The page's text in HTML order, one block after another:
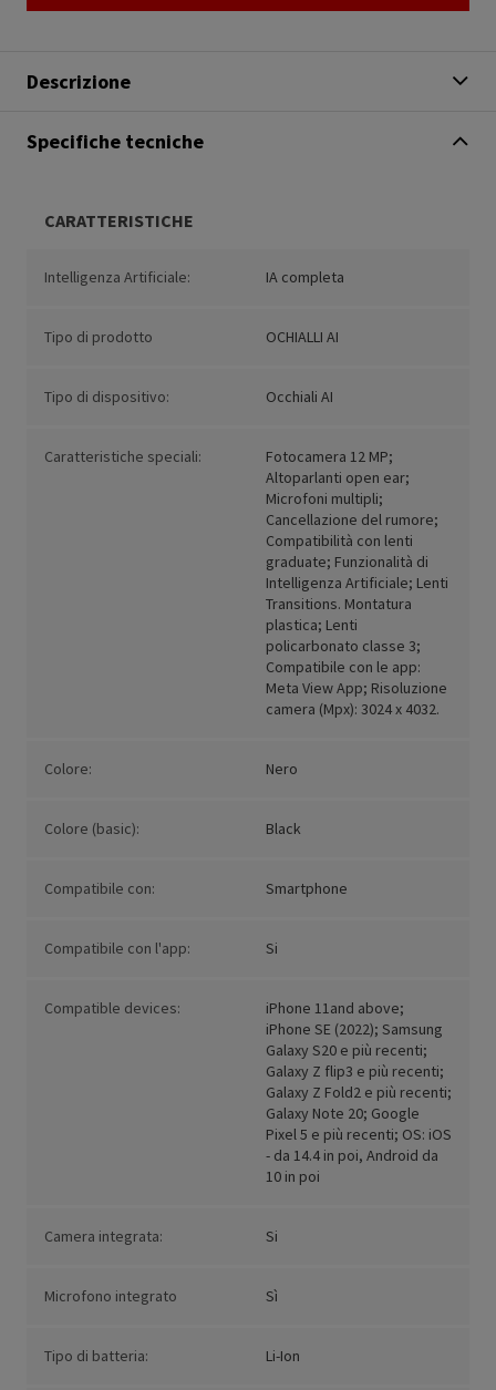
Descrizione
Specifiche tecniche
CARATTERISTICHE
Intelligenza Artificiale: IA completa
Tipo di prodotto OCHIALLI AI
Tipo di dispositivo: Occhiali AI
Caratteristiche speciali:
Fotocamera 12 MP;
Altoparlanti open ear;
Microfoni multipli;
Cancellazione del rumore;
Compatibilità con lenti
graduate; Funzionalità di
Intelligenza Artificiale; Lenti
Transitions. Montatura
plastica; Lenti
policarbonato classe 3;
Compatibile con le app:
Meta View App; Risoluzione
camera (Mpx): 3024 x 4032.
Colore: Nero
Colore (basic): Black
Compatibile con: Smartphone
Compatibile con l'app: Si
Compatible devices:
iPhone 11and above;
iPhone SE (2022); Samsung
Galaxy S20 e più recenti;
Galaxy Z flip3 e più recenti;
Galaxy Z Fold2 e più recenti;
Galaxy Note 20; Google
Pixel 5 e più recenti; OS: iOS
- da 14.4 in poi, Android da
10 in poi
Camera integrata: Si
Microfono integrato Sì
Tipo di batteria: Li-Ion